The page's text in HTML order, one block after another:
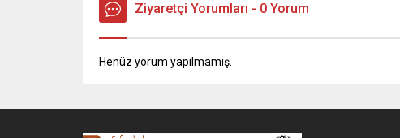
Ziyaretçi Yorumları - 0 Yorum
Henüz yorum yapılmamış.